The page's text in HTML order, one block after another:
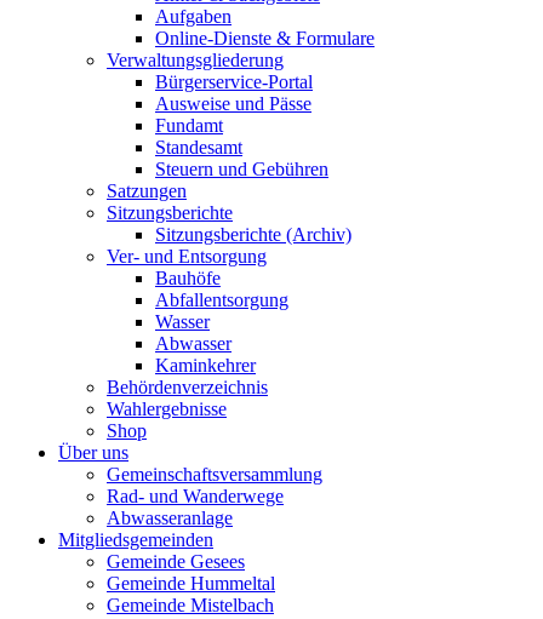
Aufgaben
Online-Dienste & Formulare
Verwaltungsgliederung
Bürgerservice-Portal
Ausweise und Pässe
Fundamt
Standesamt
Steuern und Gebühren
Satzungen
Sitzungsberichte
Sitzungsberichte (Archiv)
Ver- und Entsorgung
Bauhöfe
Abfallentsorgung
Wasser
Abwasser
Kaminkehrer
Behördenverzeichnis
Wahlergebnisse
Shop
Über uns
Gemeinschaftsversammlung
Rad- und Wanderwege
Abwasseranlage
Mitgliedsgemeinden
Gemeinde Gesees
Gemeinde Hummeltal
Gemeinde Mistelbach